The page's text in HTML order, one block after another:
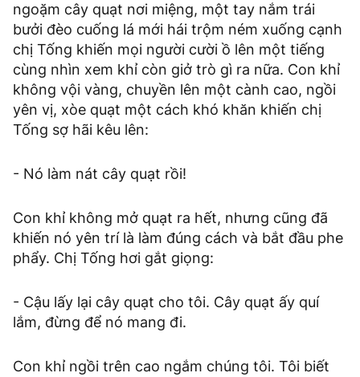
ngoặm cây quạt nơi miệng, một tay nắm trái
bưởi đèo cuống lá mới hái trộm ném xuống cạnh
chị Tống khiến mọi người cười ồ lên một tiếng
cùng nhìn xem khỉ còn giở trò gì ra nữa. Con khỉ
không vội vàng, chuyền lên một cành cao, ngồi
yên vị, xòe quạt một cách khó khăn khiến chị
Tống sợ hãi kêu lên:
- Nó làm nát cây quạt rồi!
Con khỉ không mở quạt ra hết, nhưng cũng đã
khiến nó yên trí là làm đúng cách và bắt đầu phe
phẩy. Chị Tống hơi gắt giọng:
- Cậu lấy lại cây quạt cho tôi. Cây quạt ấy quí
lắm, đừng để nó mang đi.
Con khỉ ngồi trên cao ngắm chúng tôi. Tôi biết